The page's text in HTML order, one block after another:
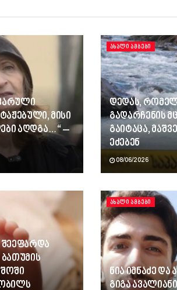
მისი
აღდგა…“ –
ᲐᲮᲐᲚᲘ ᲐᲛᲑᲔᲑᲘ
დედას,
გადარჩენის
გაიტაცა,
ეძებენ
08/06/2026
ᲐᲮᲐᲚᲘ ᲐᲛᲑᲔᲑᲘ
ნია იმნაძე
გიგა